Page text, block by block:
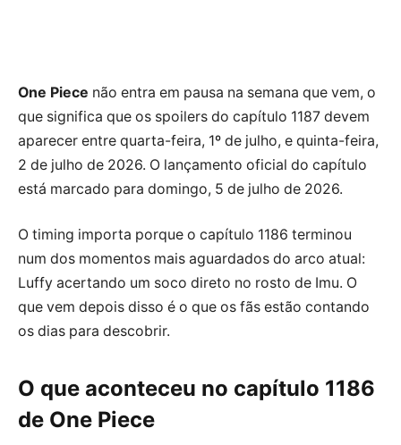
One Piece não entra em pausa na semana que vem, o
que significa que os spoilers do capítulo 1187 devem
aparecer entre quarta-feira, 1º de julho, e quinta-feira,
2 de julho de 2026. O lançamento oficial do capítulo
está marcado para domingo, 5 de julho de 2026.
O timing importa porque o capítulo 1186 terminou
num dos momentos mais aguardados do arco atual:
Luffy acertando um soco direto no rosto de Imu. O
que vem depois disso é o que os fãs estão contando
os dias para descobrir.
O que aconteceu no capítulo 1186
de One Piece